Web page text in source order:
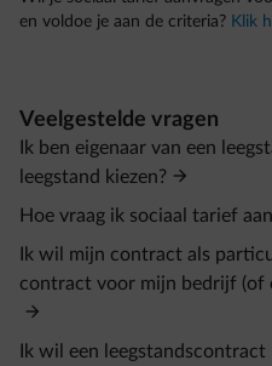
en voldoe je aan de criteria? Klik
Veelgestelde vragen
Ik ben eigenaar van een
leegstand kiezen?
Hoe vraag ik sociaal tarief
Ik wil mijn contract als
contract voor mijn bedrijf (of
Ik wil een